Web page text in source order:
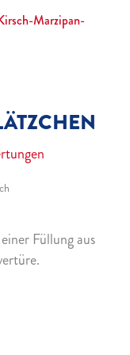
Marzipan-
Füllung aus